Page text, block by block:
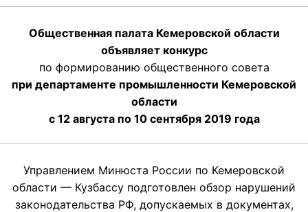
Общественная палата Кемеровской области
объявляет конкурс
по формированию общественного совета
при департаменте промышленности Кемеровской
области
с 12 августа по 10 сентября 2019 года
Управлением Минюста России по Кемеровской
области — Кузбассу подготовлен обзор нарушений
законодательства РФ, допускаемых в документах,